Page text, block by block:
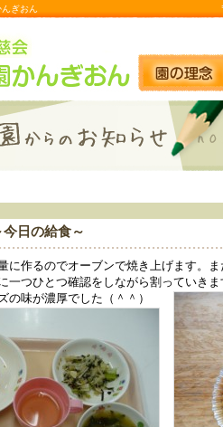
ぎおん
日の給食～
作るのでオーブンで焼き上げます。ま
一つひとつ確認をしながら割っていき
の味が濃厚でした（＾＾）